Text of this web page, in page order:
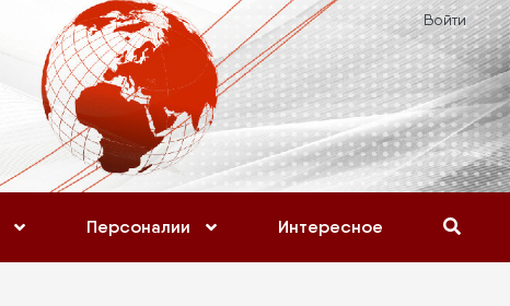
Войти
Персоналии Интересное